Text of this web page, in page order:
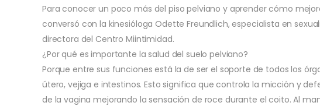
Para conocer un poco más del piso pelviano y aprender cómo
conversó con la kinesióloga Odette Freundlich, especialista en
directora del Centro Miintimidad.
¿Por qué es importante la salud del suelo pelviano?
Porque entre sus funciones está la de ser el soporte de todos los
útero, vejiga e intestinos. Esto significa que controla la micción y
de la vagina mejorando la sensación de roce durante el coito. Al